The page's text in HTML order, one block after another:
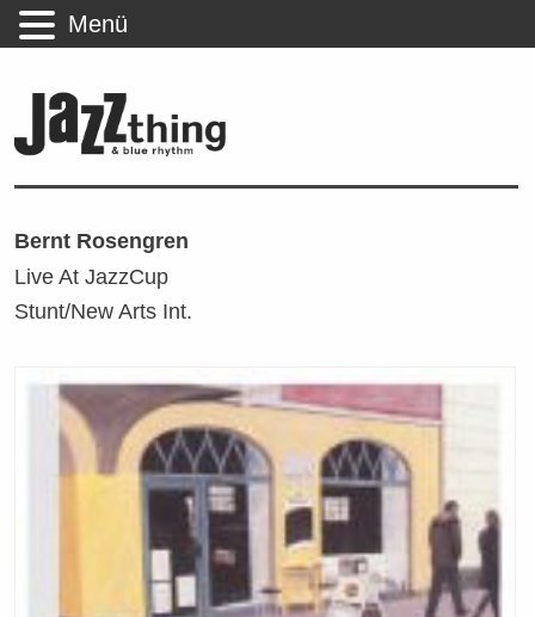
Bernt Rosengren
Live At JazzCup
Stunt/New Arts Int.
Menü